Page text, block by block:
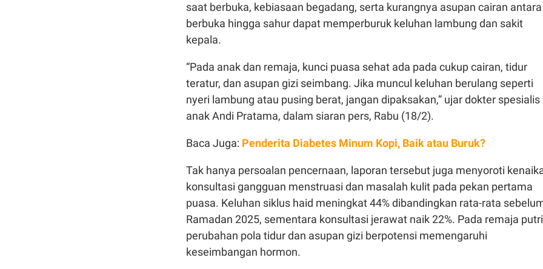
saat berbuka, kebiasaan begadang, serta kurangnya asupan cairan antara
berbuka hingga sahur dapat memperburuk keluhan lambung dan sakit
kepala.
“Pada anak dan remaja, kunci puasa sehat ada pada cukup cairan, tidur
teratur, dan asupan gizi seimbang. Jika muncul keluhan berulang seperti
nyeri lambung atau pusing berat, jangan dipaksakan,” ujar dokter spesialis
anak Andi Pratama, dalam siaran pers, Rabu (18/2).
Baca Juga: Penderita Diabetes Minum Kopi, Baik atau Buruk?
Tak hanya persoalan pencernaan, laporan tersebut juga menyoroti
konsultasi gangguan menstruasi dan masalah kulit pada pekan pertama
puasa. Keluhan siklus haid meningkat 44% dibandingkan rata-rata
Ramadan 2025, sementara konsultasi jerawat naik 22%. Pada remaja
perubahan pola tidur dan asupan gizi berpotensi memengaruhi
keseimbangan hormon.